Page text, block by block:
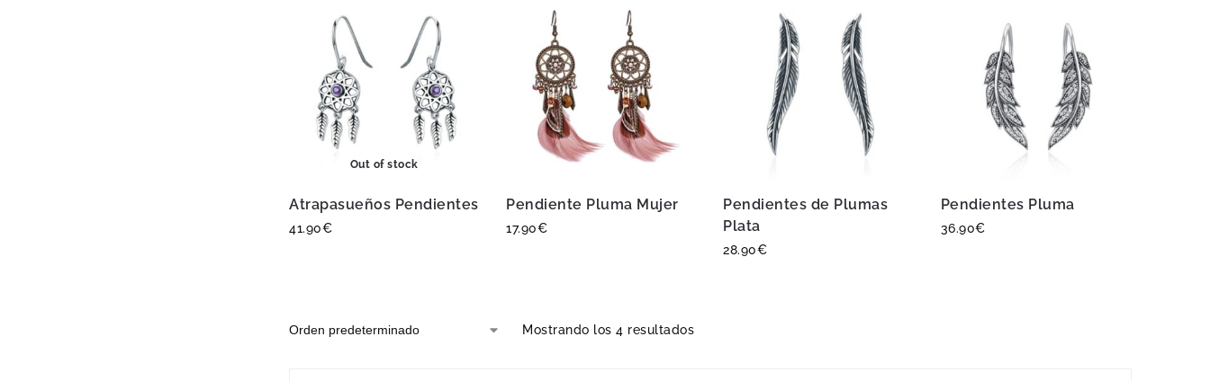
Out of stock
Atrapasueños Pendientes
41.90€
Pendiente Pluma Mujer
17.90€
Pendientes de Plumas
Plata
28.90€
Pendientes Pluma
36.90€
Mostrando los 4 resultados